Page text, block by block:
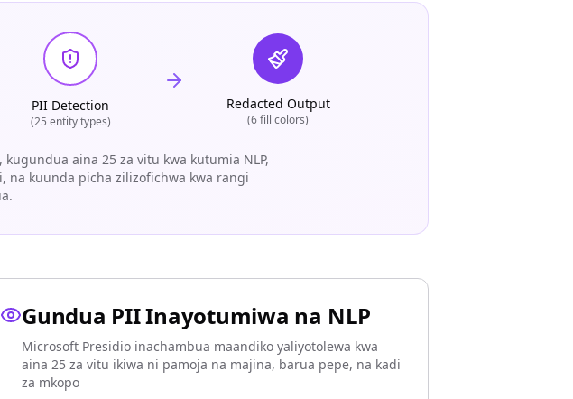
PII Detection
(25 entity types)
Redacted Output
(6 fill colors)
aina 25 za vitu kwa kutumia NLP,
na kuunda picha zilizofichwa kwa rangi
Gundua PII Inayotumiwa na NLP
Microsoft Presidio inachambua maandiko yaliyotolewa kwa
aina 25 za vitu ikiwa ni pamoja na majina, barua pepe, na kadi
za mkopo